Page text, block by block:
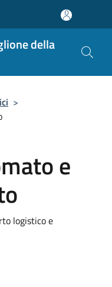
della
>
e
logistico e